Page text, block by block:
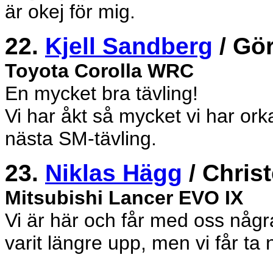
är okej för mig.
22. Kjell Sandberg /
Toyota Corolla WRC
En mycket bra tävling!
Vi har åkt så mycket vi har
nästa SM-tävling.
23. Niklas Hägg /
Mitsubishi Lancer EVO IX
Vi är här och får med oss
varit längre upp, men vi får ta